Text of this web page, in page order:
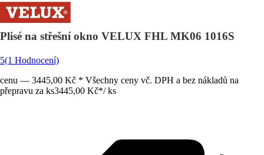
Plisé na střešní okno VELUX FHL MK06 1016S
5(1 Hodnocení)
cenu — 3445,00 Kč * Všechny ceny vč. DPH a bez nákladů na
přepravu za ks3445,00 Kč*/ ks